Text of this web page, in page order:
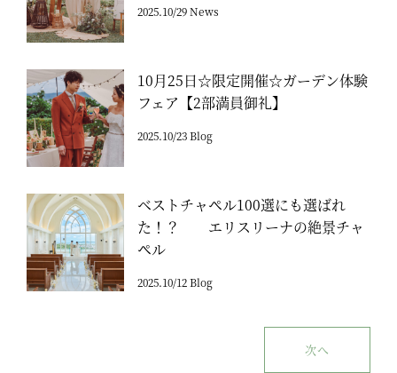
2025.10/29 News
10月25日☆限定開催☆ガーデン体験
フェア【2部満員御礼】
2025.10/23 Blog
ベストチャペル100選にも選ばれ
た！？ エリスリーナの絶景チャ
ペル
2025.10/12 Blog
次へ